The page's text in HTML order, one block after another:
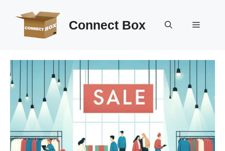
contenu
Connect Box Menu